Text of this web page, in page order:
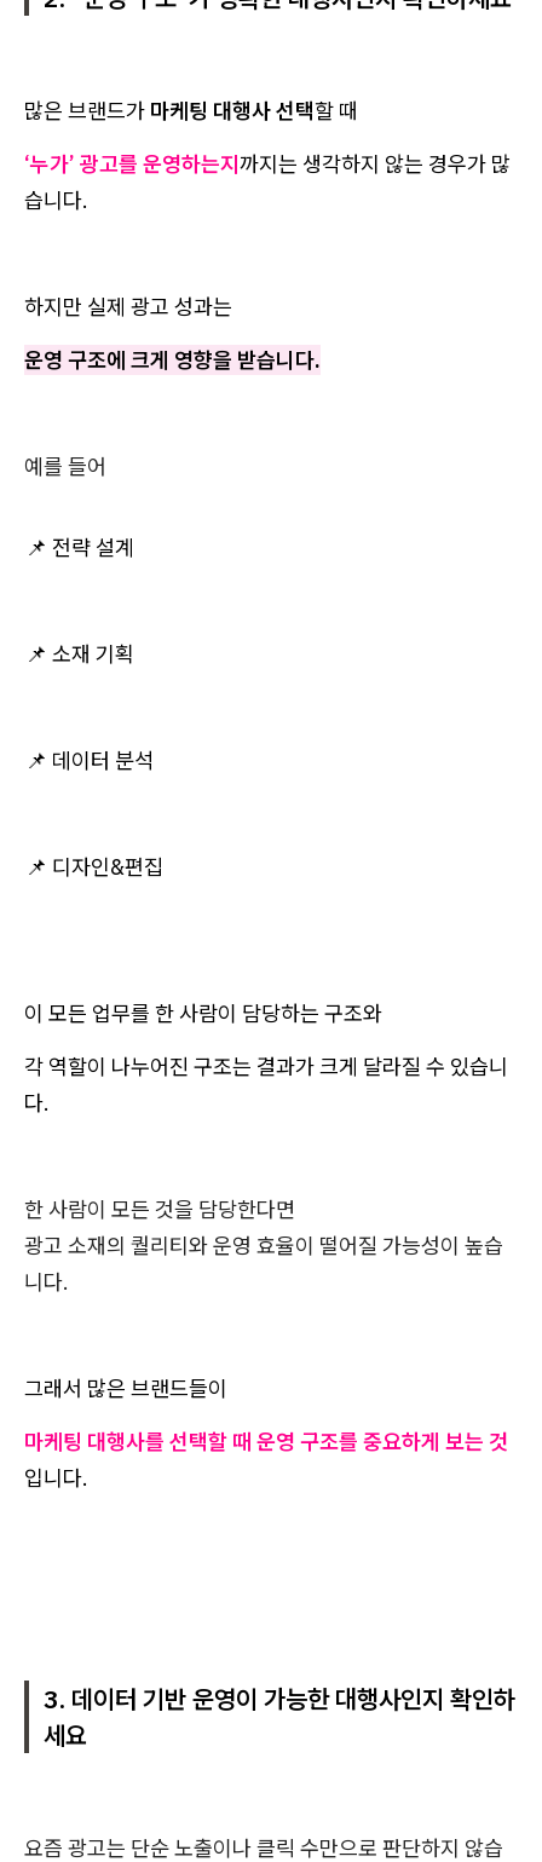
많은 브랜드가 마케팅 대행사 선택할 때
‘누가’ 광고를 운영하는지까지는 생각하지 않는 경우가 많
습니다.
하지만 실제 광고 성과는
운영 구조에 크게 영향을 받습니다.
예를 들어
📌 전략 설계
📌 소재 기획
📌 데이터 분석
📌 디자인&편집
이 모든 업무를 한 사람이 담당하는 구조와
각 역할이 나누어진 구조는 결과가 크게 달라질 수 있습니
다.
한 사람이 모든 것을 담당한다면
광고 소재의 퀄리티와 운영 효율이 떨어질 가능성이 높습
니다.
그래서 많은 브랜드들이
마케팅 대행사를 선택할 때 운영 구조를 중요하게 보는 것
입니다.
3. 데이터 기반 운영이 가능한 대행사인지 확인하
세요
요즘 광고는 단순 노출이나 클릭 수만으로 판단하지 않습